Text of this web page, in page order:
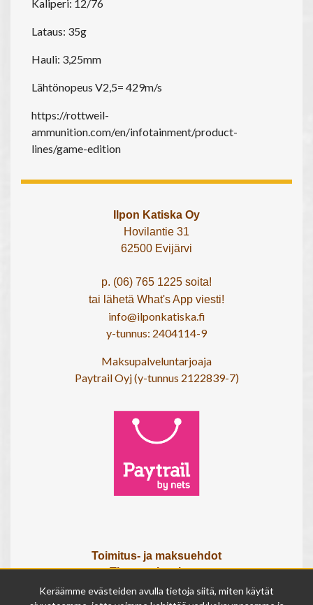
Kaliperi: 12/76
Lataus: 35g
Hauli: 3,25mm
Lähtönopeus V2,5= 429m/s
https://rottweil-
ammunition.com/en/infotainment/product-
lines/game-edition
Ilpon Katiska Oy
Hovilantie 31
62500 Evijärvi
p. (06) 765 1225 soita!
tai lähetä What's App viesti!
info@ilponkatiska.fi
y-tunnus: 2404114-9
Maksupalveluntarjoaja
Paytrail Oyj (y-tunnus 2122839-7)
Toimitus- ja maksuehdot
Tietosuojaseloste
Tietoa meistä
Keräämme evästeiden avulla tietoja siitä, miten käytät